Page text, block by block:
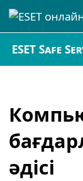
ESET Safe
әдісі